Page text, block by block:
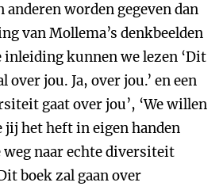
anderen worden gegeven dan
van Mollema’s denkbeelden
inleiding kunnen we lezen ‘Dit
over jou. Ja, over jou.’ en een
gaat over jou’, ‘We willen
jij het heft in eigen handen
weg naar echte diversiteit
boek zal gaan over